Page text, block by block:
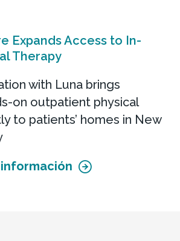
Expands Access to In-
Therapy
with Luna brings
on outpatient physical
to patients’ homes in New